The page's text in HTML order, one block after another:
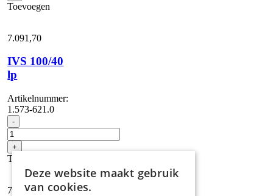
Toevoegen
7.091,70
IVS 100/40
lp
Artikelnummer:
1.573-621.0
- IVS
100/40
lp
aantal
+
Toevoegen
7.382,55
Deze website maakt gebruik
van cookies.